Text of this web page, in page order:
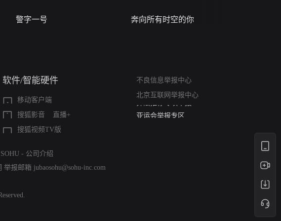
警字一号 奔向所有时空的你
软件/智能硬件
移动客户端
搜狐影音
直播+
搜狐视频TV版
不良信息举报中心
北京互联网举报中心
算法推荐专项举报
亚运会举报专区
- 公司介绍
举报邮箱 jubaosohu@sohu-inc.com